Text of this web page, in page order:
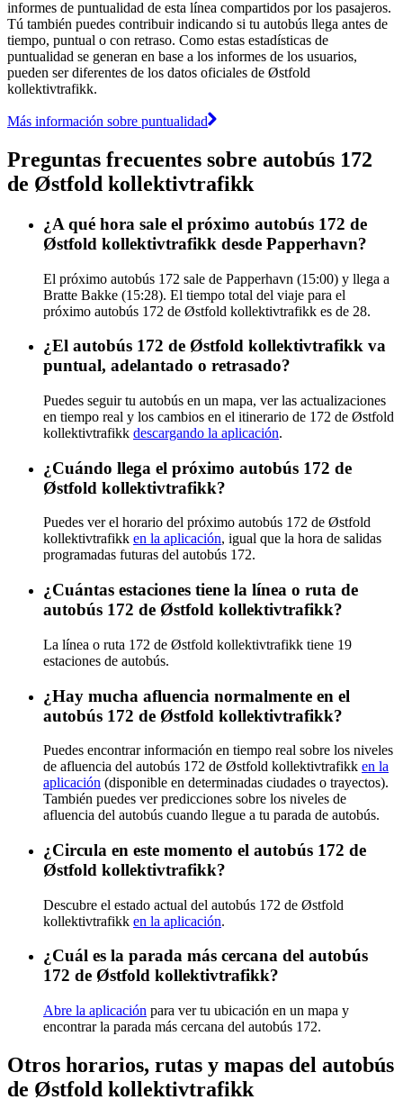
informes de puntualidad de esta línea compartidos por los pasajeros.
Tú también puedes contribuir indicando si tu autobús llega antes de
tiempo, puntual o con retraso. Como estas estadísticas de
puntualidad se generan en base a los informes de los usuarios,
pueden ser diferentes de los datos oficiales de Østfold
kollektivtrafikk.
Más información sobre puntualidad
Preguntas frecuentes sobre autobús 172
de Østfold kollektivtrafikk
¿A qué hora sale el próximo autobús 172 de
Østfold kollektivtrafikk desde Papperhavn?
El próximo autobús 172 sale de Papperhavn (15:00) y llega a
Bratte Bakke (15:28). El tiempo total del viaje para el
próximo autobús 172 de Østfold kollektivtrafikk es de 28.
¿El autobús 172 de Østfold kollektivtrafikk va
puntual, adelantado o retrasado?
Puedes seguir tu autobús en un mapa, ver las actualizaciones
en tiempo real y los cambios en el itinerario de 172 de Østfold
kollektivtrafikk descargando la aplicación.
¿Cuándo llega el próximo autobús 172 de
Østfold kollektivtrafikk?
Puedes ver el horario del próximo autobús 172 de Østfold
kollektivtrafikk en la aplicación, igual que la hora de salidas
programadas futuras del autobús 172.
¿Cuántas estaciones tiene la línea o ruta de
autobús 172 de Østfold kollektivtrafikk?
La línea o ruta 172 de Østfold kollektivtrafikk tiene 19
estaciones de autobús.
¿Hay mucha afluencia normalmente en el
autobús 172 de Østfold kollektivtrafikk?
Puedes encontrar información en tiempo real sobre los niveles
de afluencia del autobús 172 de Østfold kollektivtrafikk en la
aplicación (disponible en determinadas ciudades o trayectos).
También puedes ver predicciones sobre los niveles de
afluencia del autobús cuando llegue a tu parada de autobús.
¿Circula en este momento el autobús 172 de
Østfold kollektivtrafikk?
Descubre el estado actual del autobús 172 de Østfold
kollektivtrafikk en la aplicación.
¿Cuál es la parada más cercana del autobús
172 de Østfold kollektivtrafikk?
Abre la aplicación para ver tu ubicación en un mapa y
encontrar la parada más cercana del autobús 172.
Otros horarios, rutas y mapas del autobús
de Østfold kollektivtrafikk